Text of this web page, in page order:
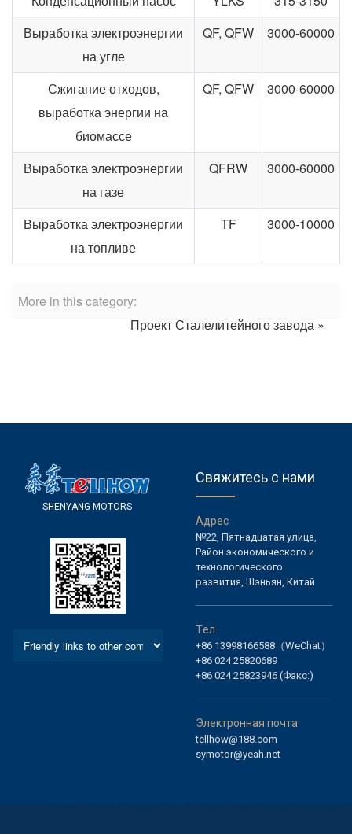
Выработка электроэнергии
на угле
QF, QFW 3000-60000
Сжигание отходов,
выработка энергии на
биомассе
QF, QFW 3000-60000
Выработка электроэнергии
на газе
QFRW 3000-60000
Выработка электроэнергии
на топливе
TF 3000-10000
More in this category:
Проект Сталелитейного завода »
SH ENYANG MOTO RS
Свяжитесь с нами
Адрес
№22, Пятнадцатая улица,
Район экономического и
технологического
развития, Шэньян, Китай
Тел
+86 13998166588（WeChat）
+86 024 25820689
+86 024 25823946 (Факс:)
Электронная почта
tellhow@188.com
symotor@yeah.net